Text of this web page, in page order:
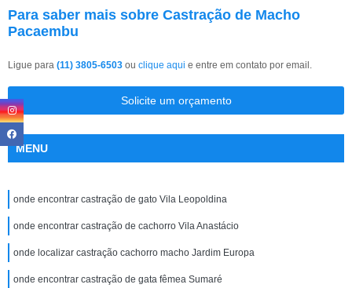
Para saber mais sobre Castração de Macho
Pacaembu
Ligue para (11) 3805-6503 ou clique aqui e entre em contato por email.
Solicite um orçamento
MENU
onde encontrar castração de gato Vila Leopoldina
onde encontrar castração de cachorro Vila Anastácio
onde localizar castração cachorro macho Jardim Europa
onde encontrar castração de gata fêmea Sumaré